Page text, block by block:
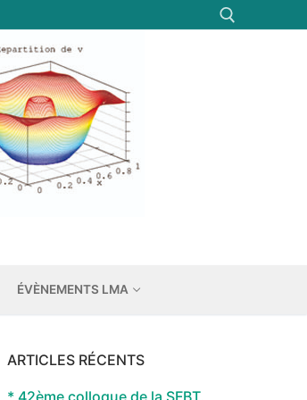
Rechercher :
ÉVÈNEMENTS LMA
ARTICLES RÉCENTS
* 42ème colloque de la SFBT,